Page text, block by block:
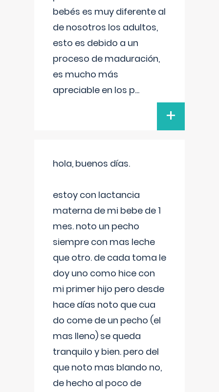
bebés es muy diferente al
de nosotros los adultos,
esto es debido a un
proceso de maduración,
es mucho más
apreciable en los p...
+
hola, buenos días.
estoy con lactancia
materna de mi bebe de 1
mes. noto un pecho
siempre con mas leche
que otro. de cada toma le
doy uno como hice con
mi primer hijo pero desde
hace días noto que cua
do come de un pecho (el
mas lleno) se queda
tranquilo y bien. pero del
que noto mas blando no,
de hecho al poco de